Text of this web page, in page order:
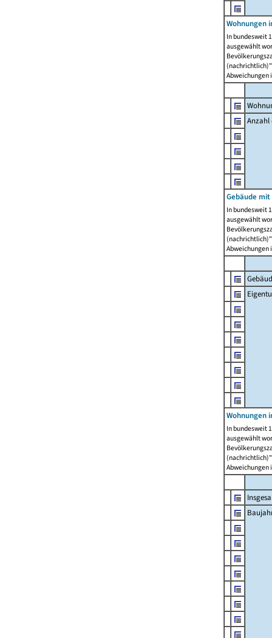
Wohnungen
In bundesweit
ausgewählt
Abweichungen
Anzahl
Gebäude
In bundesweit
ausgewählt
Abweichungen
Wohnungen
In bundesweit
ausgewählt
Abweichungen